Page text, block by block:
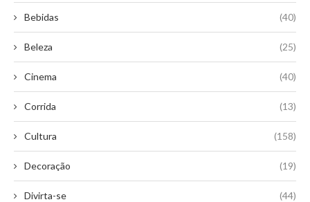
Bebidas (40)
Beleza (25)
Cinema (40)
Corrida (13)
Cultura (158)
Decoração (19)
Divirta-se (44)